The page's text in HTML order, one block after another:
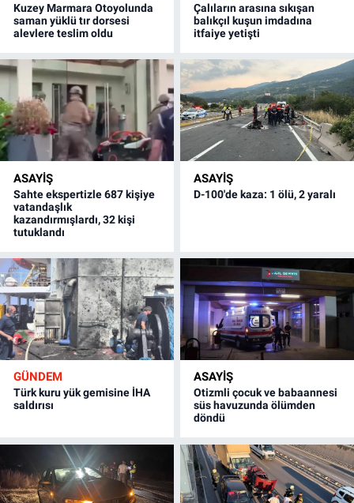
Kuzey Marmara Otoyolunda
saman yüklü tır dorsesi
alevlere teslim oldu
Çalıların arasına sıkışan
balıkçıl kuşun imdadına
itfaiye yetişti
ASAYİŞ
Sahte ekspertizle 687 kişiye
vatandaşlık
kazandırmışlardı, 32 kişi
tutuklandı
ASAYİŞ
D-100'de kaza: 1 ölü, 2 yaralı
GÜNDEM
Türk kuru yük gemisine İHA
saldırısı
ASAYİŞ
Otizmli çocuk ve babaannesi
süs havuzunda ölümden
döndü